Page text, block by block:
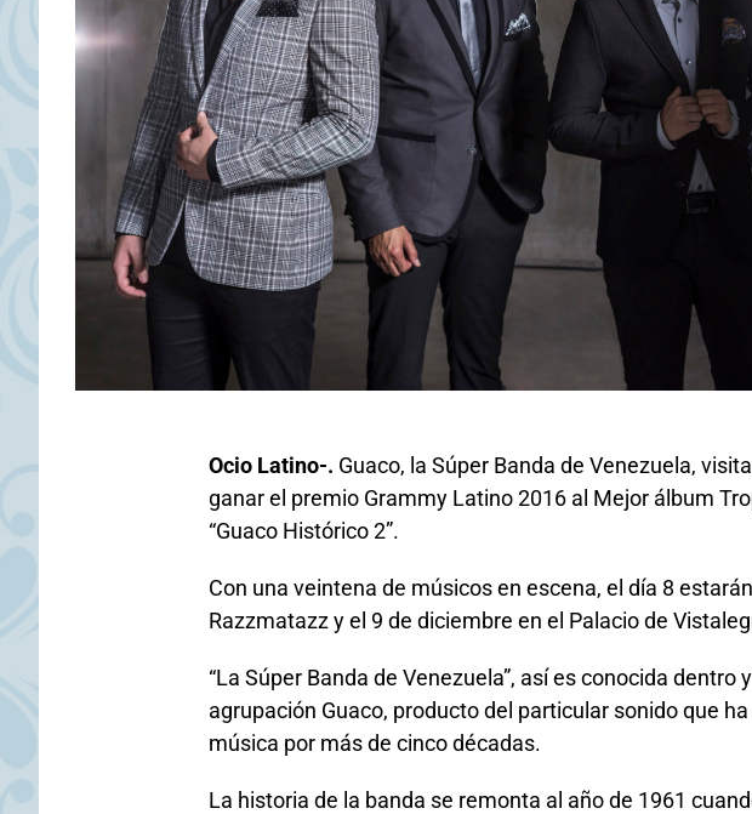
Ocio Latino-. Guaco, la Súper Banda de Venezuela,
ganar el premio Grammy Latino 2016 al Mejor álbum
“Guaco Histórico 2”.
Con una veintena de músicos en escena, el día 8
Razzmatazz y el 9 de diciembre en el Palacio de
“La Súper Banda de Venezuela”, así es conocida dentro
agrupación Guaco, producto del particular sonido que
música por más de cinco décadas.
La historia de la banda se remonta al año de 1961